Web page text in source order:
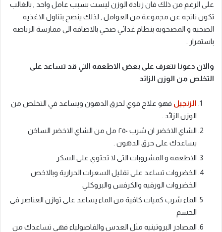
على الرغم من ذلك فان زيادة الوزن ليست بسبب عامل واحد , بالغالب
تكون ناتجه عن مجموعة من العوامل , لذلك ينصح بتناول الاغذيه
الصحيه و المصحوبه بنظام غذائي صحي بالاضافة الى ممارسة الرياضه
باستمرار .
والان دعونا نتعرف على بعض الاطعمه التي قد تساعد على
التخلص من الوزن الزائد
الزنجيل فهو علاج قوي لحرق الدهون ويساعد في التخلص من
الوزن الزائد .
الشاي الاخضر ان شرب ٢٥٠ مل من الشاي الاخضر الساخن
يساعدك على حرق الدهون .
الاطعمه و المشروبات التي لا تحتوي على السكر
الخضروات تساعد على تقليل السعرات الحرارية وبالاخص
الخضروات الورقيه والكرفس والبروكلي
الماء شرب كميات كافية من الماء يساعد على توازن العناصر في
الجسم
المصادر البروتينيه مثل العدس والفاصولياء فهي تساعدك من